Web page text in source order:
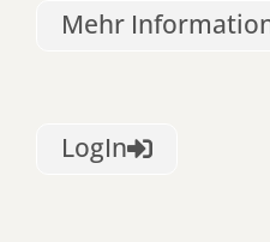
Mehr
LogIn